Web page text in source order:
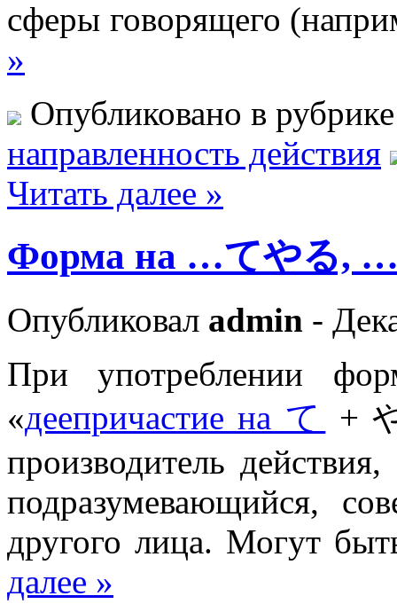
сферы говорящего
»
Опубликовано в
направленность действия
Читать далее »
Форма на …てやる,
Опубликовал admin -
При употреблении
«деепричастие на て
+
производитель
подразумевающийся,
другого лица. Могут
далее »